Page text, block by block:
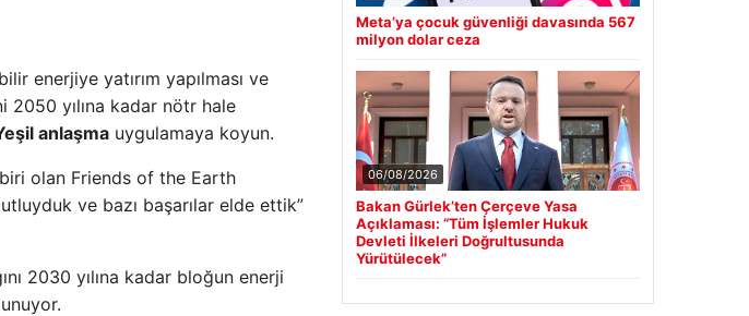
enerjiye yatırım yapılması ve
yılına kadar nötr hale
anlaşma uygulamaya koyun.
olan Friends of the Earth
ve bazı başarılar elde ettik”
2030 yılına kadar bloğun enerji
Meta’ya çocuk güvenliği davasında 567
milyon dolar ceza
06/08/2026
Bakan Gürlek’ten Çerçeve Yasa
Açıklaması: “Tüm İşlemler Hukuk
Devleti İlkeleri Doğrultusunda
Yürütülecek”